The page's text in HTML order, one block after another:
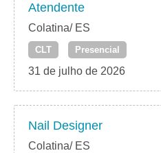
Atendente
Colatina/ ES
CLT Presencial
31 de julho de 2026
Nail Designer
Colatina/ ES